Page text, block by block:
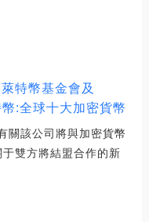
特幣基金會及
:全球十大加密貨幣
關該公司將與加密貨幣
雙方將結盟合作的新